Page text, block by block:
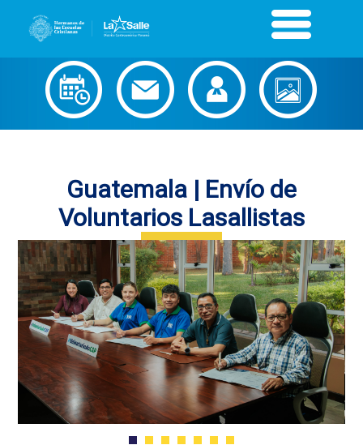
Guatemala | Envío de
Voluntarios Lasallistas